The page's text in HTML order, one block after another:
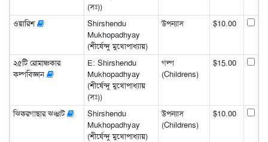
(সঃ))
ওয়ারিশ
Shirshendu
Mukhopadhyay
(শীর্ষেন্দু মুখোপাধ্যায়)
উপন্যাস $10.00
২৫টি রোমাঞ্চকার
কল্পবিজ্ঞান
E: Shirshendu
Mukhopadhyay
(শীর্ষেন্দু মুখোপাধ্যায়
(সঃ))
গল্প
(Childrens)
$15.00
ঝিকরগাছার ঝঞ্ঝাট
Shirshendu
Mukhopadhyay
(শীর্ষেন্দু মুখোপাধ্যায়)
উপন্যাস
(Childrens)
$10.00